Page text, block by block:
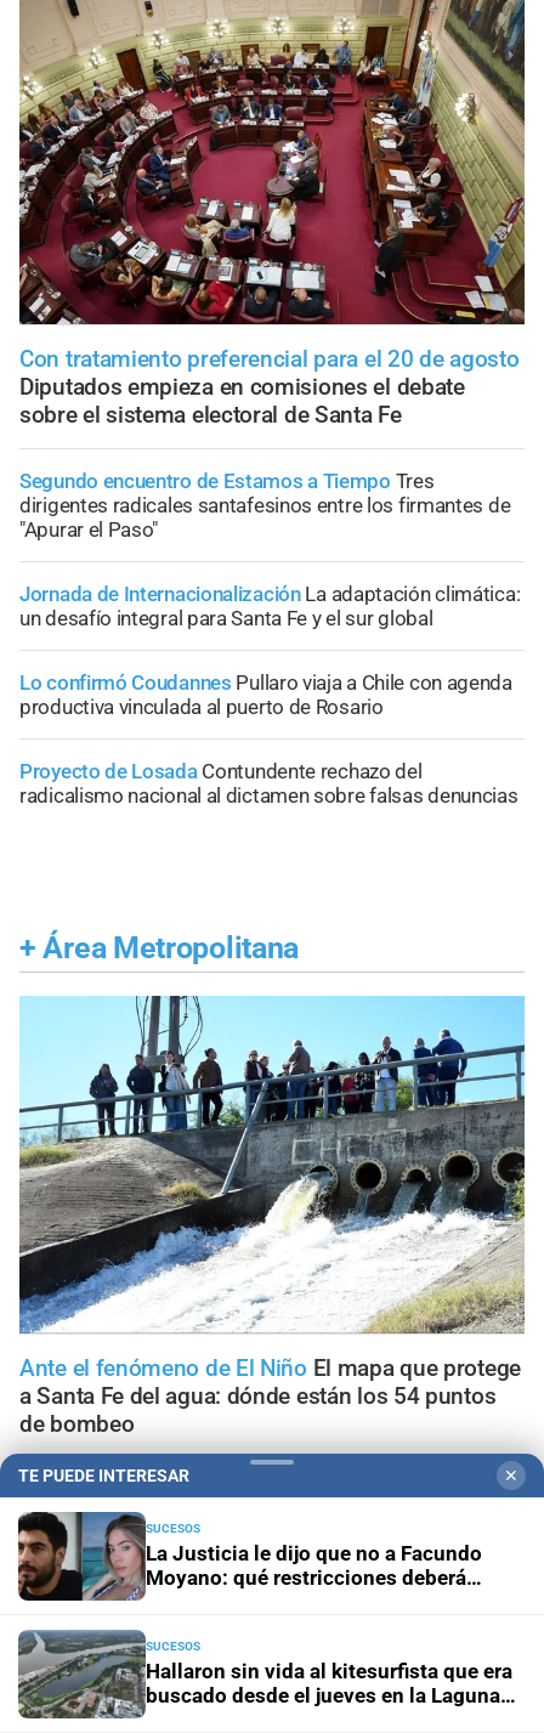
Con tratamiento preferencial para el 20 de agosto
Diputados empieza en comisiones el debate
sobre el sistema electoral de Santa Fe
Segundo encuentro de Estamos a Tiempo Tres
dirigentes radicales santafesinos entre los firmantes de
"Apurar el Paso"
Jornada de Internacionalización La adaptación climática:
un desafío integral para Santa Fe y el sur global
Lo confirmó Coudannes Pullaro viaja a Chile con agenda
productiva vinculada al puerto de Rosario
Proyecto de Losada Contundente rechazo del
radicalismo nacional al dictamen sobre falsas denuncias
+ Área Metropolitana
Ante el fenómeno de El Niño El mapa que protege
a Santa Fe del agua: dónde están los 54 puntos
de bombeo
Clima Qué dice el pronóstico de este sábado en la ciudad
de Santa Fe
Gestión de RiesgoFenómeno El Niño: así es el portal
informativo que lanzó la ciudad de Santa Fe
En Santa FeTodo lo que tenés que saber antes de salir
de casa en Santa Fe este viernes 7 de agosto
TE PUEDE INTERESAR ✕
SUCESOS
La Justicia le dijo que no a Facundo
Moyano: qué restricciones deberá
SUCESOS
Hallaron sin vida al kitesurfista que era
buscado desde el jueves en la Laguna